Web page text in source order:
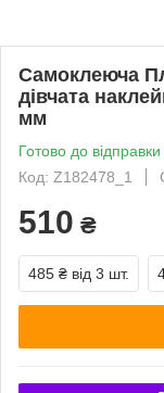
Самоклеюча
дівчата
мм
Готово до відправки
Код: Z182478_1
510 ₴
485 ₴ від 3 шт.